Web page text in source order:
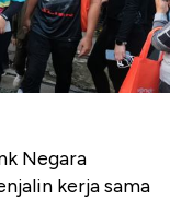
Negara
kerja sama